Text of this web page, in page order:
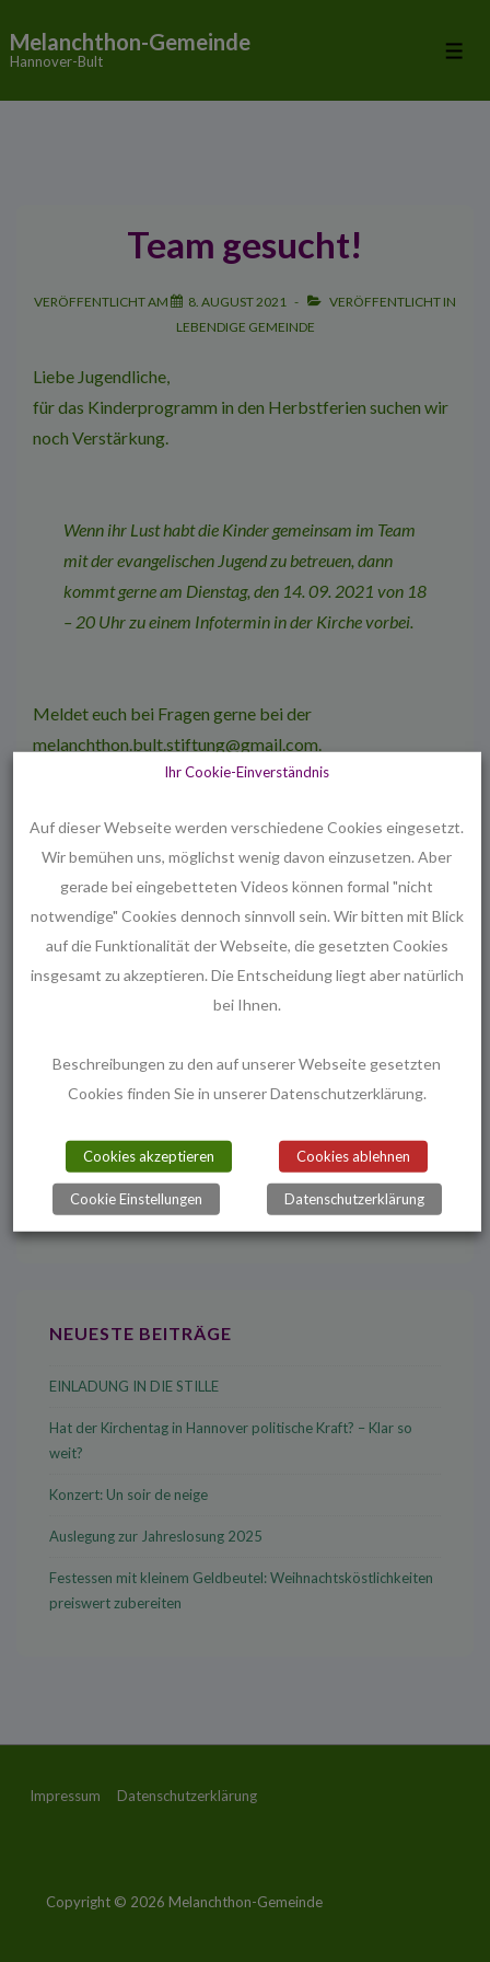
Zum
Melanchthon-Gemeinde
Hannover-Bult
Team gesucht!
VERÖFFENTLICHT AM 8. AUGUST 2021
VERÖFFENTLICHT IN
LEBENDIGE GEMEINDE
Liebe Jugendliche,
für das Kinderprogramm in den Herbstferien suchen wir
noch Verstärkung.
Wenn ihr Lust habt die Kinder gemeinsam im Team
mit der evangelischen Jugend zu be­treuen, dann
kommt gerne am Dienstag, den 14. 09. 2021 von 18
– 20 Uhr zu einem Infotermin in der Kirche vorbei.
Meldet euch bei Fragen gerne bei der
melanchthon.bult.stiftung@gmail.com.
SOPHIE MAUERSBERG FÜR DEN KIRCHENVORSTAND
Beitragsnavigation
Vorheriger
‹ Kunterbunte Kindertage –
Melanchthon
Nächster
Einladung zur
Gemeindeversammlung
Suchen
nach:
NEUESTE BEITRÄGE
EINLADUNG IN DIE STILLE
Hat der Kirchentag in Hannover politische Kraft? – Klar so
weit?
Konzert: Un soir de neige
Auslegung zur Jahreslosung 2025
Festessen mit kleinem Geldbeutel: Weihnachtsköstlichkeiten
preiswert zubereiten
Footer-
Impressum Datenschutzerklärung
Copyright © 2026 Melanchthon-Gemeinde
Ihr Cookie-Einverständnis
Auf dieser Webseite werden verschiedene Cookies eingesetzt.
Wir bemühen uns, möglichst wenig davon einzusetzen. Aber
gerade bei eingebetteten Videos können formal "nicht
notwendige" Cookies dennoch sinnvoll sein. Wir bitten mit Blick
auf die Funktionalität der Webseite, die gesetzten Cookies
insgesamt zu akzeptieren. Die Entscheidung liegt aber natürlich
bei Ihnen.
Beschreibungen zu den auf unserer Webseite gesetzten
Cookies finden Sie in unserer Datenschutzerklärung.
Cookies akzeptieren Cookies ablehnen
Cookie Einstellungen Datenschutzerklärung